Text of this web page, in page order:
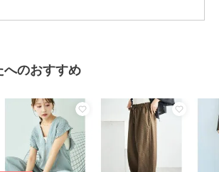
合がございます。
って見える場合がございます。
り色ごとの風合いに多少の差異が生じる場合が
題はございませんので予めご了承ください。
へのおすすめ